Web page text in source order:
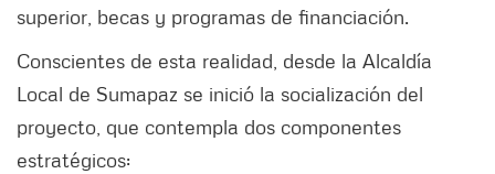
superior, becas y programas de financiación.
Conscientes de esta realidad, desde la Alcaldía
Local de Sumapaz se inició la socialización del
proyecto, que contempla dos componentes
estratégicos: